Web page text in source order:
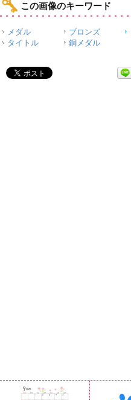
この画像のキーワード
メダル ブロンズ
タイトル
銅メダル